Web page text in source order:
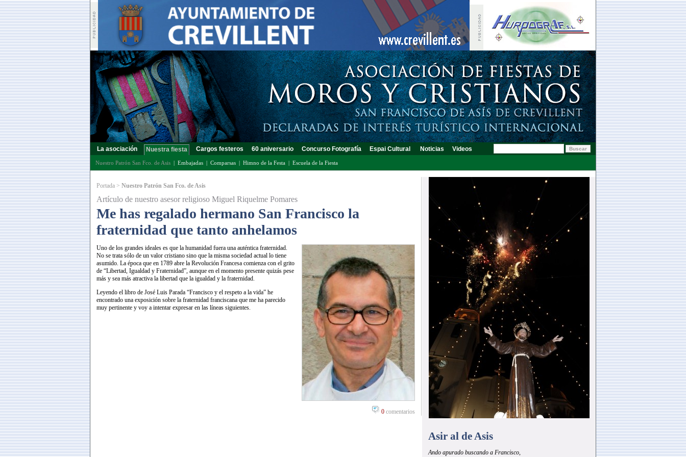
La asociación Nuestra fiesta Cargos festeros 60 aniversario Concurso Fotografía Espai Cultural Noticias Videos
Nuestro Patrón San Fco. de Asis | Embajadas | Comparsas | Himno de la Festa | Escuela de la Fiesta
Portada > Nuestro Patrón San Fco. de Asis
Artículo de nuestro asesor religioso Miguel Riquelme Pomares
Me has regalado hermano San Francisco la
fraternidad que tanto anhelamos
Uno de los grandes ideales es que la humanidad fuera una auténtica fraternidad.
No se trata sólo de un valor cristiano sino que la misma sociedad actual lo tiene
asumido. La época que en 1789 abre la Revolución Francesa comienza con el grito
de “Libertad, Igualdad y Fraternidad”, aunque en el momento presente quizás pese
más y sea más atractiva la libertad que la igualdad y la fraternidad.
Leyendo el libro de José Luis Parada “Francisco y el respeto a la vida” he
encontrado una exposición sobre la fraternidad franciscana que me ha parecido
muy pertinente y voy a intentar expresar en las líneas siguientes.
0 comentarios
Asir al de Asis
Ando apurado buscando a Francisco,